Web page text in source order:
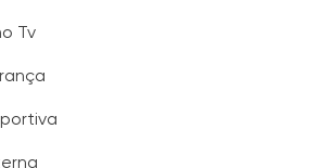
Tv